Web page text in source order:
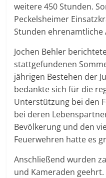
weitere 450 Stunden.
Peckelsheimer
Stunden ehrenamtliche
Jochen Behler
stattgefundenen
jährigen Bestehen der
bedankte sich für die
Unterstützung bei den
bei deren
Bevölkerung und den
Feuerwehren hatte es
Anschließend wurden
und Kameraden